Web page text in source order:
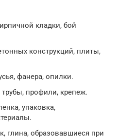
кладки, бой
конструкций, плиты,
фанера, опилки.
трубы, профили, крепеж.
упаковка,
глина, образовавшиеся при